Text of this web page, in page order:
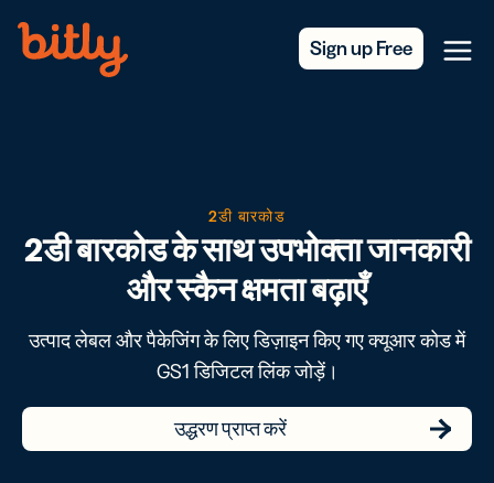
Sign up Free Menu
2डी बारकोड
2डी बारकोड के साथ उपभोक्ता जानकारी
और स्कैन क्षमता बढ़ाएँ
उत्पाद लेबल और पैकेजिंग के लिए डिज़ाइन किए गए क्यूआर कोड में
GS1 डिजिटल लिंक जोड़ें।
उद्धरण प्राप्त करें